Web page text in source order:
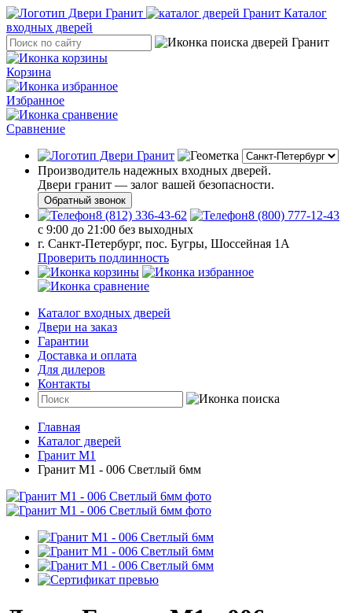
Каталог
входных дверей
Корзина
Избранное
Сравнение
Производитель надежных входных дверей.
Двери гранит — залог вашей безопасности.
Обратный звонок
8 (812) 336-43-62
8 (800) 777-12-43
с 9:00 до 21:00 без выходных
г. Санкт-Петербург, пос. Бугры, Шоссейная 1А
Проверить подлинность
Каталог входных дверей
Двери на заказ
Гарантии
Доставка и оплата
Для дилеров
Контакты
Главная
Каталог дверей
Гранит М1
Гранит М1 - 006 Светлый 6мм